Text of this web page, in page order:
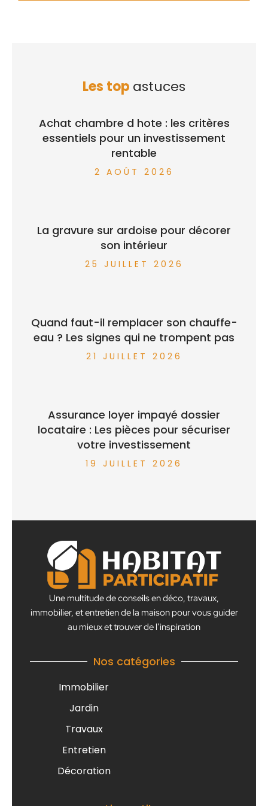
Les top astuces
Achat chambre d hote : les critères
essentiels pour un investissement
rentable
2 AOÛT 2026
La gravure sur ardoise pour décorer
son intérieur
25 JUILLET 2026
Quand faut-il remplacer son chauffe-
eau ? Les signes qui ne trompent pas
21 JUILLET 2026
Assurance loyer impayé dossier
locataire : Les pièces pour sécuriser
votre investissement
19 JUILLET 2026
Une multitude de conseils en déco, travaux,
immobilier, et entretien de la maison pour vous guider
au mieux et trouver de l’inspiration
Nos catégories
Immobilier
Jardin
Travaux
Entretien
Décoration